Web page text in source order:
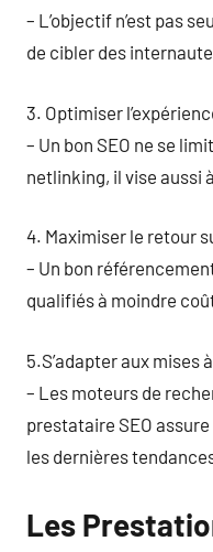
– L’objectif n’est pas
de cibler des
3. Optimiser
– Un bon SEO ne se
netlinking, il vise aussi
4. Maximiser le retour
– Un bon
qualifiés à moindre
5.S’adapter aux mises
– Les moteurs de
prestataire SEO
les dernières
Les